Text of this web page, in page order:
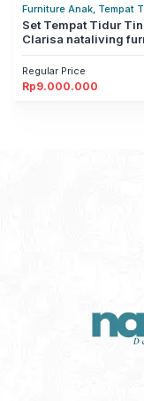
Furniture Anak, Tempat
Tingkat
Set Tempat Tidur
Clarisa nataliving
Regular Price
Rp9.000.000